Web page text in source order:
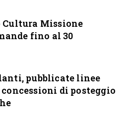
Cultura Missione
fino al 30
pubblicate linee
di posteggio